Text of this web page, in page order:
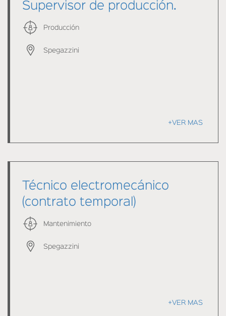
Supervisor de producción.
Producción
Spegazzini
+VER MAS
Técnico electromecánico
(contrato temporal)
Mantenimiento
Spegazzini
+VER MAS